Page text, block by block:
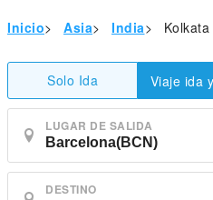
Inicio> Asia> India> Kolkata
Solo Ida Viaje ida
LUGAR DE SALIDA
DESTINO